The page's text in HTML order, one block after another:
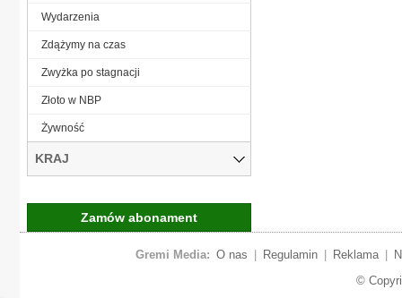
Wydarzenia
Zdążymy na czas
Zwyżka po stagnacji
Złoto w NBP
Żywność
KRAJ
Zamów abonament
Gremi Media: O nas Regulamin Reklama
©